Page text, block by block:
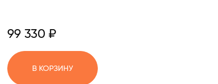
99 330 ₽
В КОРЗИНУ